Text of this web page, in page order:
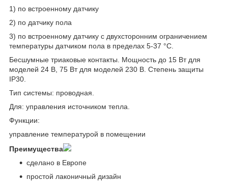
1) по встроенному датчику
2) по датчику пола
3) по встроенному датчику с двухсторонним ограничением
температуры датчиком пола в пределах 5-37 °C.
Бесшумные триаковые контакты. Мощность до 15 Вт для
моделей 24 В, 75 Вт для моделей 230 В. Степень защиты
IP30.
Тип системы: проводная.
Для: управления источником тепла.
Функции:
управление температурой в помещении
Преимущества
сделано в Европе
простой лаконичный дизайн